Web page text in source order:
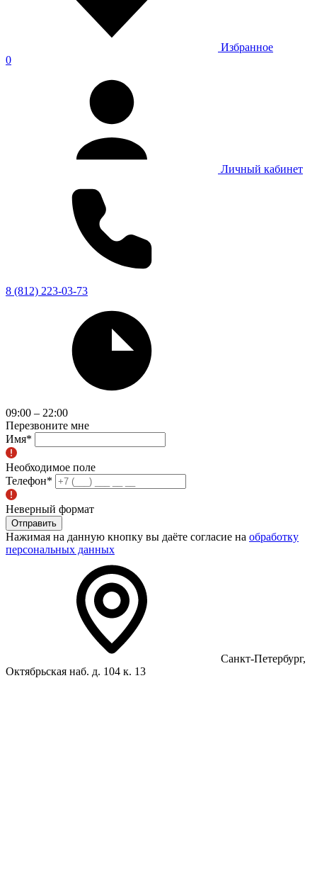
Избранное
0
Личный кабинет
8 (812) 223-03-73
09:00 – 22:00
Перезвоните мне
Имя*
Необходимое поле
Телефон*
Неверный формат
Отправить
Нажимая на данную кнопку вы даёте согласие на обработку
персональных данных
Санкт-Петербург,
Октябрьская наб. д. 104 к. 13